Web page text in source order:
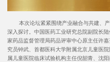
本次论坛紧紧围绕产业融合与共建、产
深入探讨。中国医药工业研究总院副院长
家药品监督管理局药品评审中心原主任许
究员钟武、首都医科大学附属北京儿童医
属儿童医院临床试验机构主任倪韶青、沈